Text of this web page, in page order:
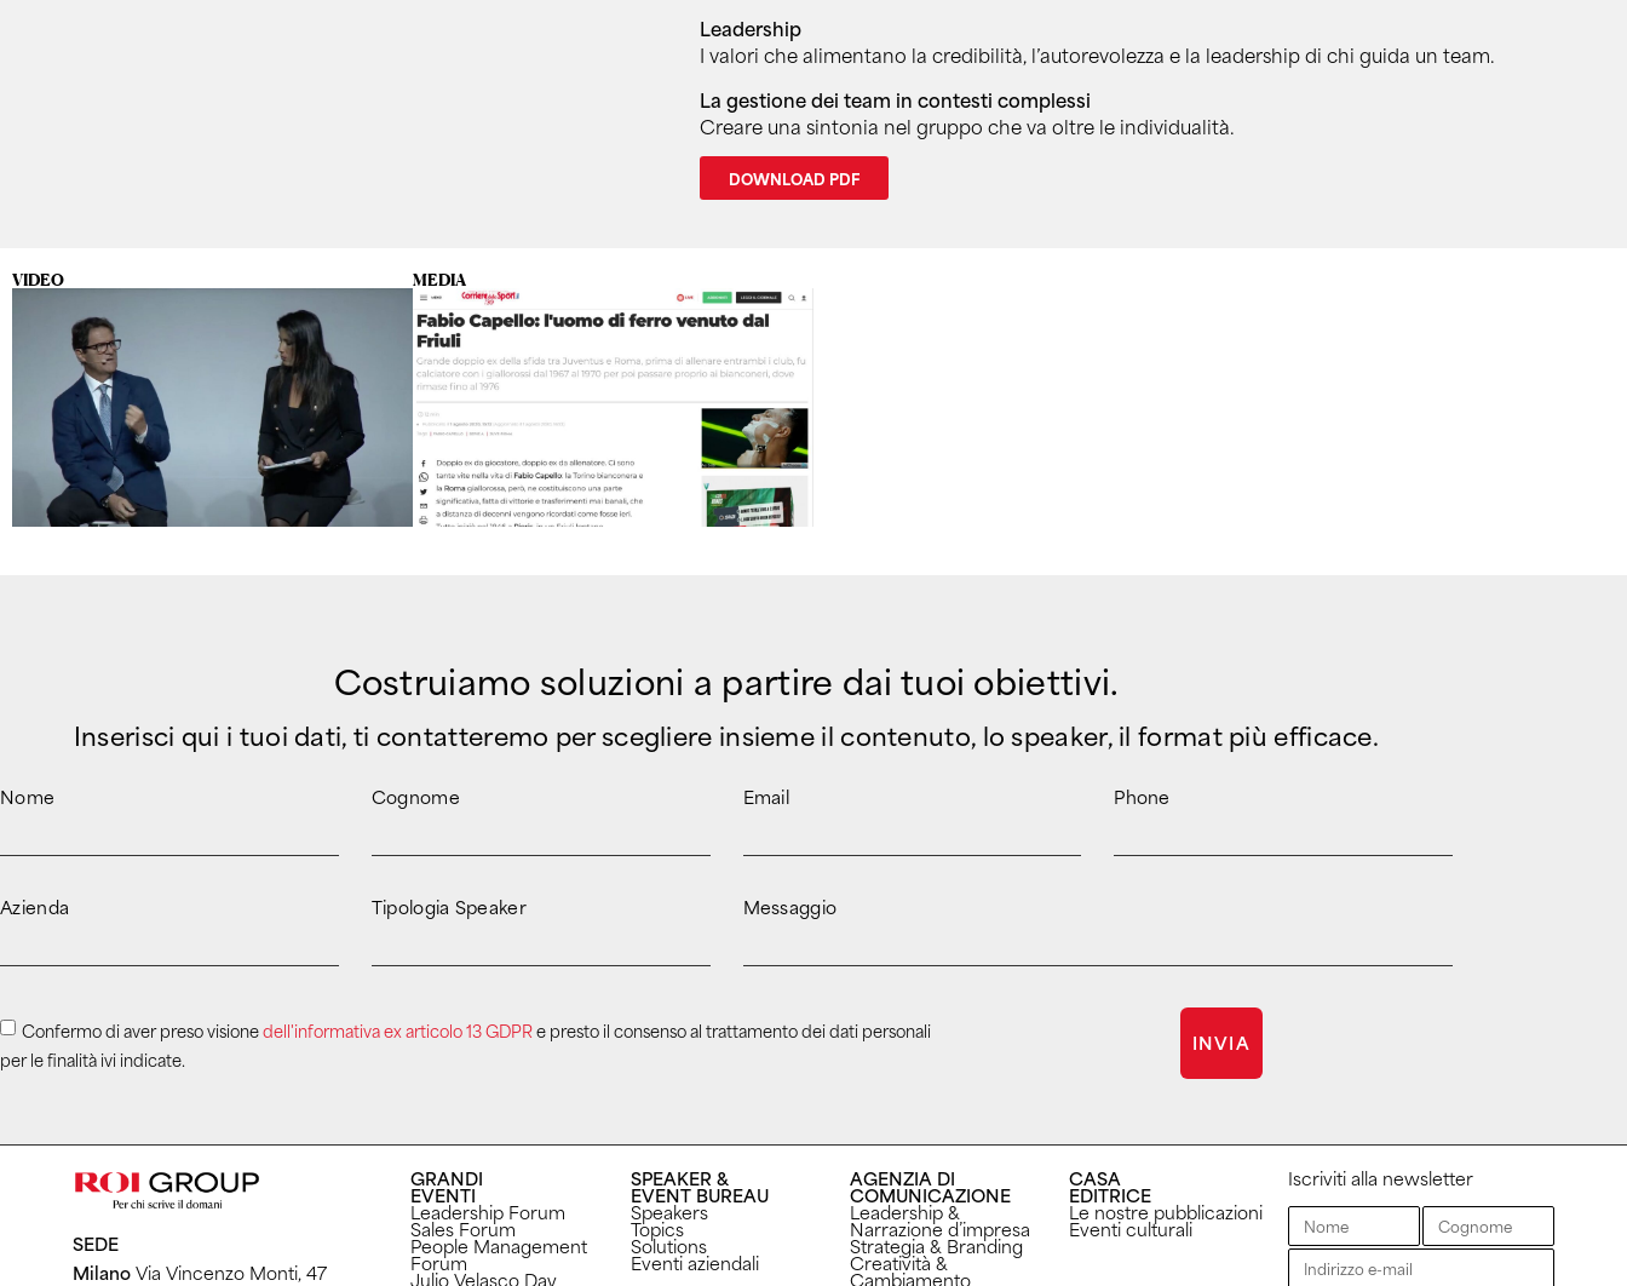
Leadership
I valori che alimentano la credibilità, l’autorevolezza e la leadership di chi guida un team.
La gestione dei team in contesti complessi
Creare una sintonia nel gruppo che va oltre le individualità.
DOWNLOAD PDF
VIDEO MEDIA
Costruiamo soluzioni a partire dai tuoi obiettivi.
Inserisci qui i tuoi dati, ti contatteremo per scegliere insieme il contenuto, lo speaker, il format più efficace.
Nome Cognome Email Phone
Azienda Tipologia Speaker Messaggio
Confermo di aver preso visionedell'informativa ex articolo 13 GDPRe presto il consenso al trattamento dei dati personali
per le finalità ivi indicate.
INVIA
SEDE
MilanoVia Vincenzo Monti, 47
GRANDI
EVENTI
Leadership Forum
Sales Forum
People Management
Forum
Julio Velasco Day
SPEAKER &
EVENT BUREAU
Speakers
Topics
Solutions
Eventi aziendali
AGENZIA DI
COMUNICAZIONE
Leadership &
Narrazione d’impresa
Strategia & Branding
Creatività &
Cambiamento
CASA
EDITRICE
Le nostre pubblicazioni
Eventi culturali
Iscriviti alla newsletter